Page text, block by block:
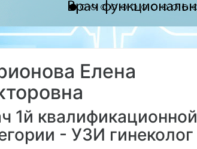
Елена
1й квалификационной
- УЗИ гинеколог